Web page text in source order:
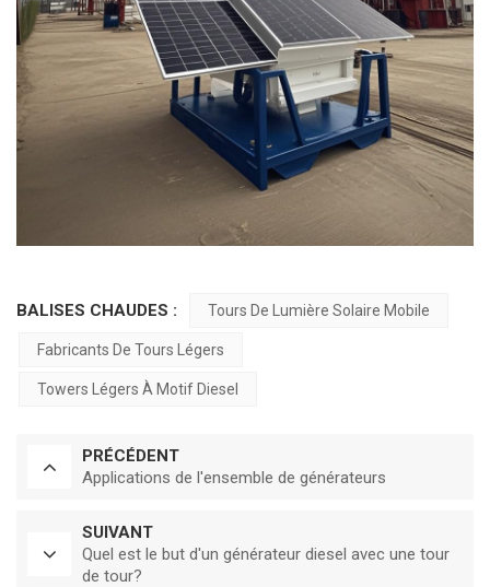
BALISES CHAUDES : Tours De Lumière Solaire Mobile
Fabricants De Tours Légers
Towers Légers À Motif Diesel
PRÉCÉDENT
Applications de l'ensemble de générateurs
SUIVANT
Quel est le but d'un générateur diesel avec une tour
de tour?